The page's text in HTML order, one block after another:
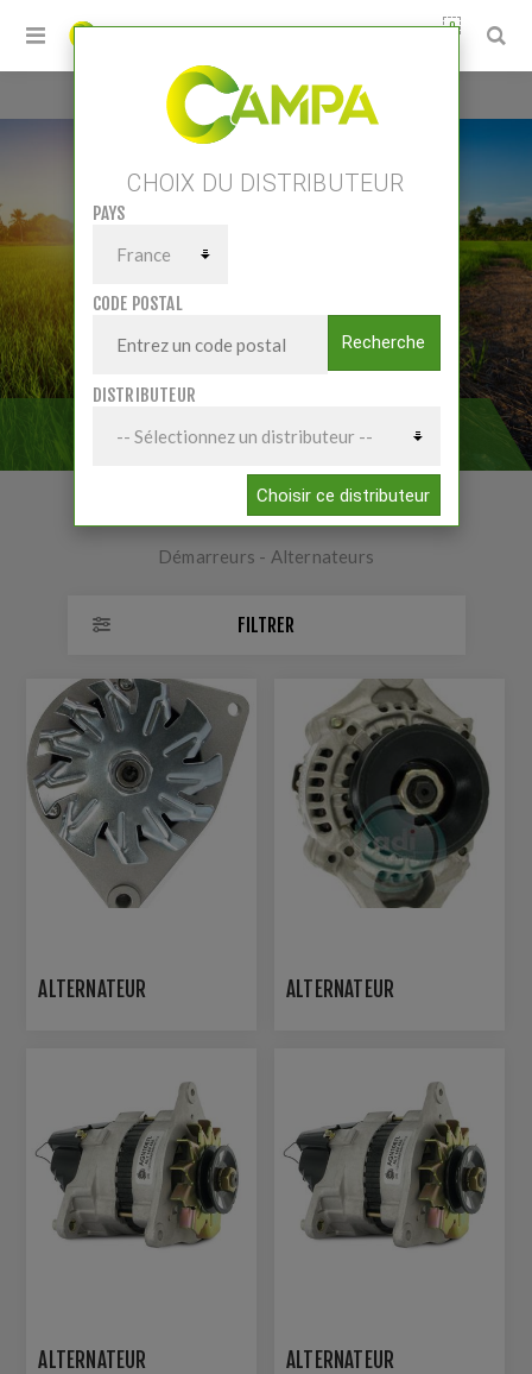
0
Accueil Pièces et accessoires
Pièces Acc Tracteurs
DÉMARREURS - ALTERNATEURS
Démarreurs - Alternateurs
FILTRER
ALTERNATEUR ALTERNATEUR
ALTERNATEUR ALTERNATEUR
CHOIX DU DISTRIBUTEUR
PAYS
CODE POSTAL
Recherche
DISTRIBUTEUR
Choisir ce distributeur